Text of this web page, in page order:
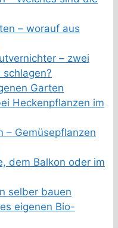
– worauf aus
– zwei
schlagen?
Garten
Heckenpflanzen im
– Gemüsepflanzen
dem Balkon oder im
selber bauen
eigenen Bio-